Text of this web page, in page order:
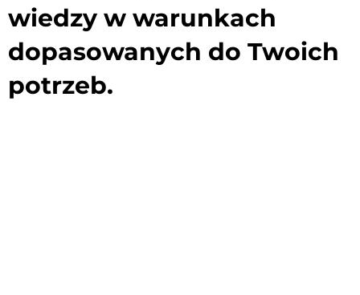
wiedzy w warunkach
dopasowanych do Twoich
potrzeb.